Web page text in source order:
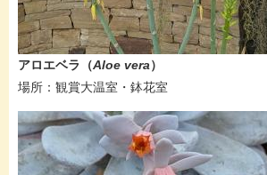
アロエベラ （Aloe vera​）
​場所：観賞大温室・鉢花室